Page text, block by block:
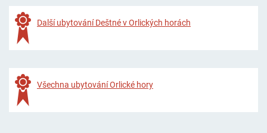
Další ubytování Deštné v Orlických horách
Všechna ubytování Orlické hory